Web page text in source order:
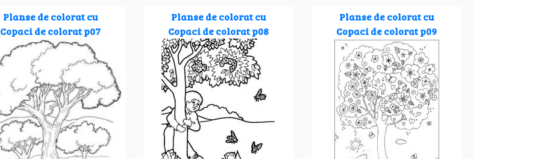
Planse de colorat cu
Copaci de colorat p07
Planse de colorat cu
Copaci de colorat p08
Planse de colorat cu
Copaci de colorat p09